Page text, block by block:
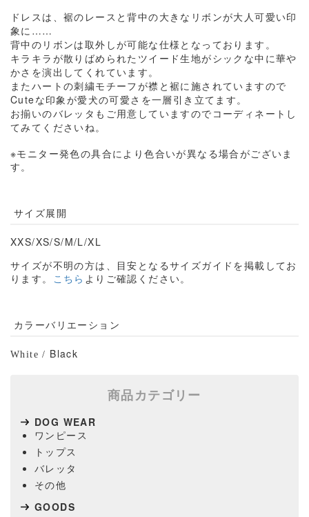
ドレスは、裾のレースと背中の大きなリボンが大人可愛い印
象に……
背中のリボンは取外しが可能な仕様となっております。
キラキラが散りばめられたツイード生地がシックな中に華や
かさを演出してくれています。
またハートの刺繍モチーフが襟と裾に施されていますので
Cuteな印象が愛犬の可愛さを一層引き立てます。
お揃いのバレッタもご用意していますのでコーディネートし
てみてくださいね。
※モニター発色の具合により色合いが異なる場合がございま
す。
サイズ展開
XXS/XS/S/M/L/XL
サイズが不明の方は、目安となるサイズガイドを掲載してお
ります。
こちら よりご確認ください。
カラーバリエーション
White / Black
商品カテゴリー
DOG WEAR
ワンピース
トップス
バレッタ
その他
GOODS